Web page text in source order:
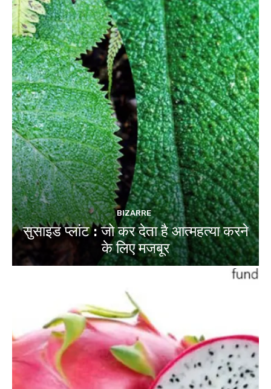
BIZARRE
सुसाइड प्लांट : जो कर देता है आत्महत्या करने
के लिए मजबूर